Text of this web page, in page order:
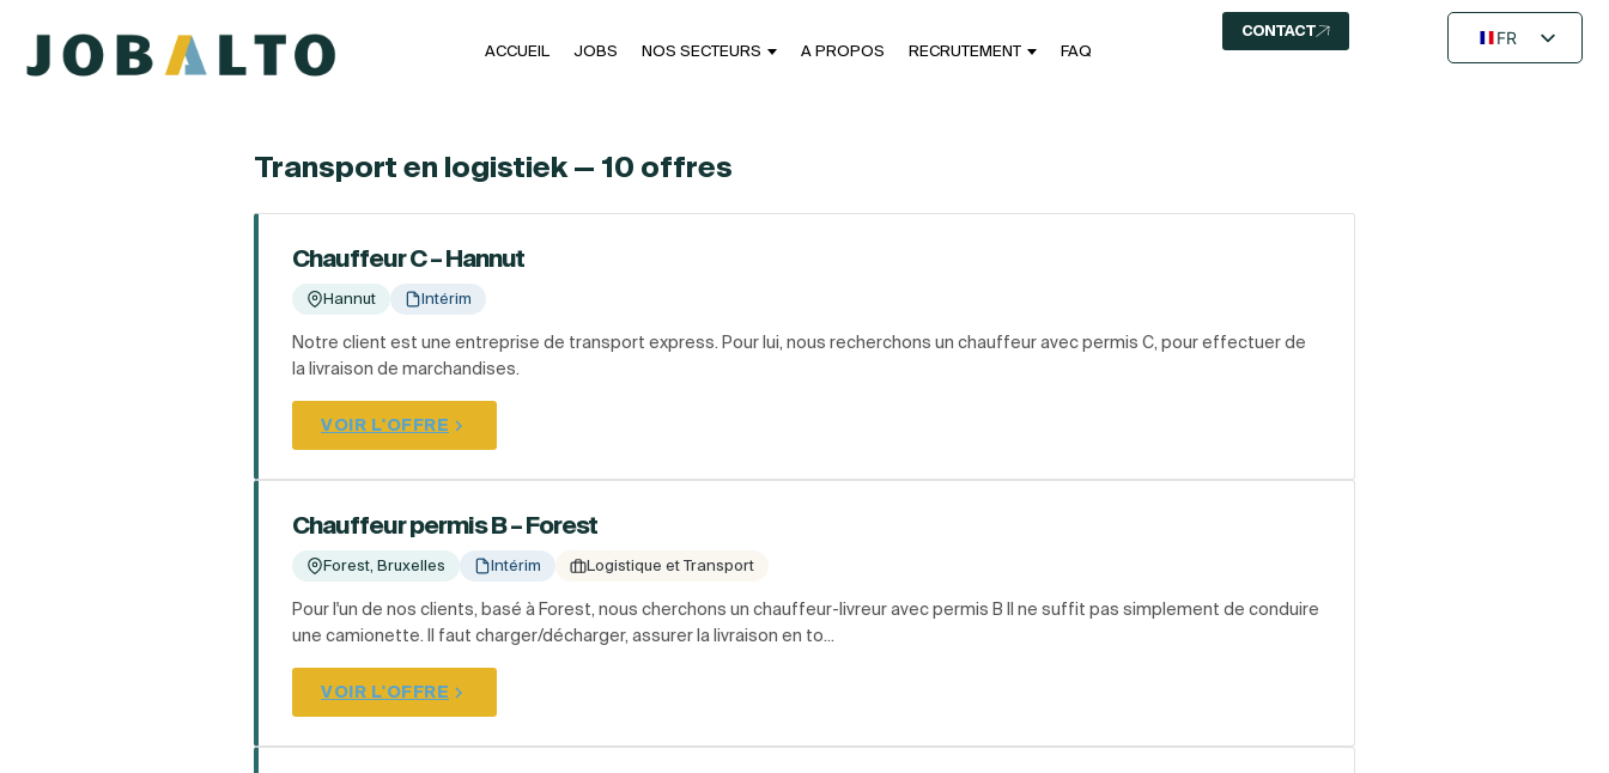
ACCUEIL JOBS NOS SECTEURS A PROPOS RECRUTEMENT FAQ
CONTACT
FR
Transport en logistiek — 10 offres
Chauffeur C – Hannut
Hannut Intérim
Notre client est une entreprise de transport express. Pour lui, nous recherchons un chauffeur avec permis C, pour effectuer de
la livraison de marchandises.
VOIR L'OFFRE
Chauffeur permis B – Forest
Forest, Bruxelles Intérim Logistique et Transport
Pour l'un de nos clients, basé à Forest, nous cherchons un chauffeur-livreur avec permis B Il ne suffit pas simplement de conduire
une camionette. Il faut charger/décharger, assurer la livraison en to...
VOIR L'OFFRE